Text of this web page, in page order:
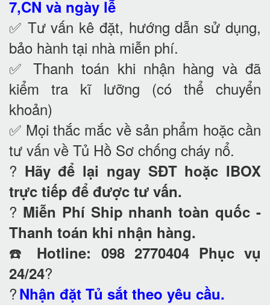
7,CN và ngày lễ
✅ Tư vấn kê đặt, hướng dẫn sử dụng,
bảo hành tại nhà miễn phí.
✅ Thanh toán khi nhận hàng và đã
kiểm tra kĩ lưỡng (có thể chuyển
khoản)
✅ Mọi thắc mắc về sản phẩm hoặc cần
tư vấn về Tủ Hồ Sơ chống cháy nổ.
? Hãy để lại ngay SĐT hoặc IBOX
trực tiếp để được tư vấn.
? Miễn Phí Ship nhanh toàn quốc -
Thanh toán khi nhận hàng.
☎️ Hotline: 098 2770404 Phục vụ
24/24?
?Nhận đặt Tủ sắt theo yêu cầu.